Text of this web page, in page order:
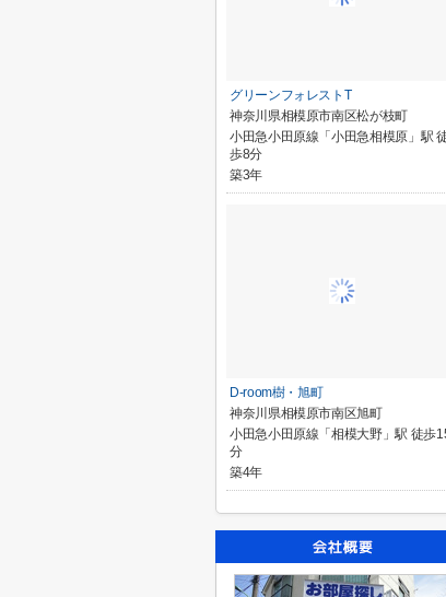
グリーンフォレストT
神奈川県相模原市南区松が枝町
小田急小田原線「小田急相模原」駅
歩8分
築3年
D-room樹・旭町
神奈川県相模原市南区旭町
小田急小田原線「相模大野」駅 徒歩
分
築4年